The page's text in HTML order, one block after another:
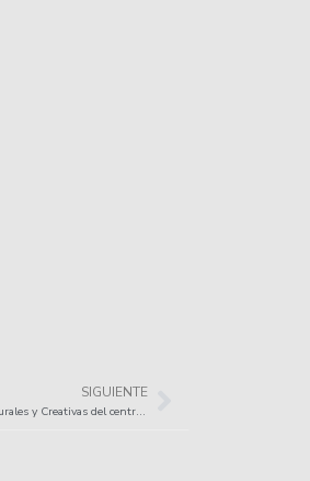
SIGUIENTE
Situación económica de las empresas Culturales y Creativas del centro de Bogotá y las acciones que adelantaron para su reactivación